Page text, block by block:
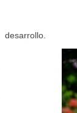
desarrollo.